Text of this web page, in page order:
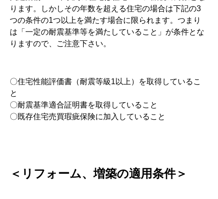
ります。しかしその年数を超える住宅の場合は下記の3
つの条件の1つ以上を満たす場合に限られます。つまり
は「一定の耐震基準等を満たしていること」が条件とな
りますので、ご注意下さい。
〇住宅性能評価書（耐震等級1以上）を取得しているこ
と
〇耐震基準適合証明書を取得していること
〇既存住宅売買瑕疵保険に加入していること
＜リフォーム、増築の適用条件＞